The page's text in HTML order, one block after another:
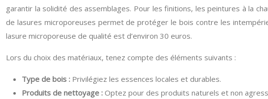
garantir la solidité des assemblages. Pour les finitions, les peintures à la
de lasures microporeuses permet de protéger le bois contre les
lasure microporeuse de qualité est d’environ 30 euros.
Lors du choix des matériaux, tenez compte des éléments suivants :
Type de bois : Privilégiez les essences locales et durables.
Produits de nettoyage : Optez pour des produits naturels et non